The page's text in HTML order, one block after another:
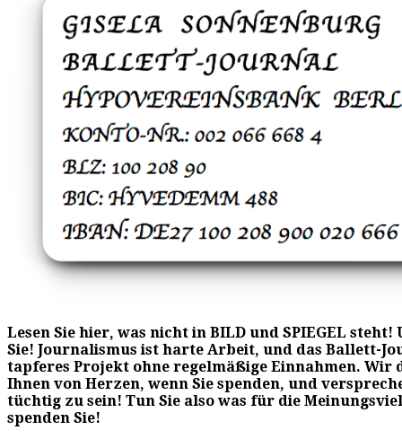
Lesen Sie hier, was nicht in BILD und SPIEGEL steht!
Sie! Journalismus ist harte Arbeit, und das Ballett-
tapferes Projekt ohne regelmäßige Einnahmen. Wir
Ihnen von Herzen, wenn Sie spenden, und
tüchtig zu sein! Tun Sie also was für die
spenden Sie!